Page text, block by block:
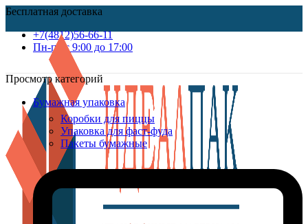
Бесплатная доставка
+7(4812)56-66-11
Пн-пт c 9:00 до 17:00
Просмотр категорий
Бумажная упаковка
Коробки для пиццы
Упаковка для фаст-фуда
Пакеты бумажные